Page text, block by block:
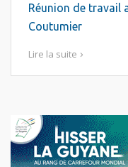
Réunion de travail
Coutumier
Lire la suite